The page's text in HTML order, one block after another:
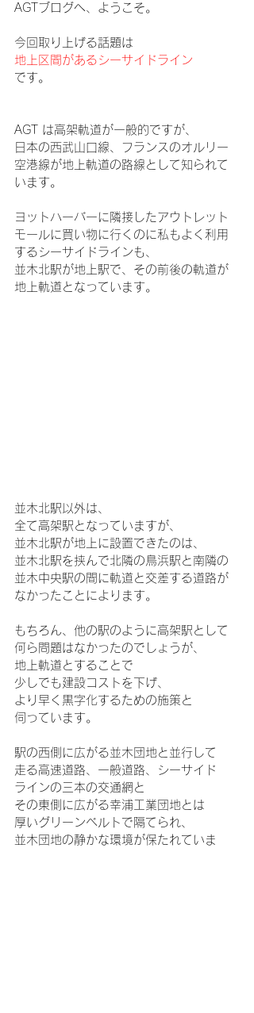
AGTブログへ、ようこそ。
今回取り上げる話題は
地上区間があるシーサイドライン
です。
AGT は高架軌道が一般的ですが、
日本の西武山口線、フランスのオルリー
空港線が地上軌道の路線として知られて
います。
ヨットハーバーに隣接したアウトレット
モールに買い物に行くのに私もよく利用
するシーサイドラインも、
並木北駅が地上駅で、その前後の軌道が
地上軌道となっています。
並木北駅以外は、
全て高架駅となっていますが、
並木北駅が地上に設置できたのは、
並木北駅を挟んで北隣の鳥浜駅と南隣の
並木中央駅の間に軌道と交差する道路が
なかったことによります。
もちろん、他の駅のように高架駅として
何ら問題はなかったのでしょうが、
地上軌道とすることで
少しでも建設コストを下げ、
より早く黒字化するための施策と
伺っています。
駅の西側に広がる並木団地と並行して
走る高速道路、一般道路、シーサイド
ラインの三本の交通網と
その東側に広がる幸浦工業団地とは
厚いグリーンベルトで隔てられ、
並木団地の静かな環境が保たれていま